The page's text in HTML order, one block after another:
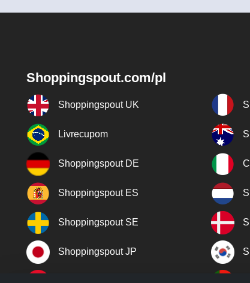
Shoppingspout.com/pl
Shoppingspout UK
Livrecupom
Shoppingspout DE
Shoppingspout ES
Shoppingspout SE
Shoppingspout JP